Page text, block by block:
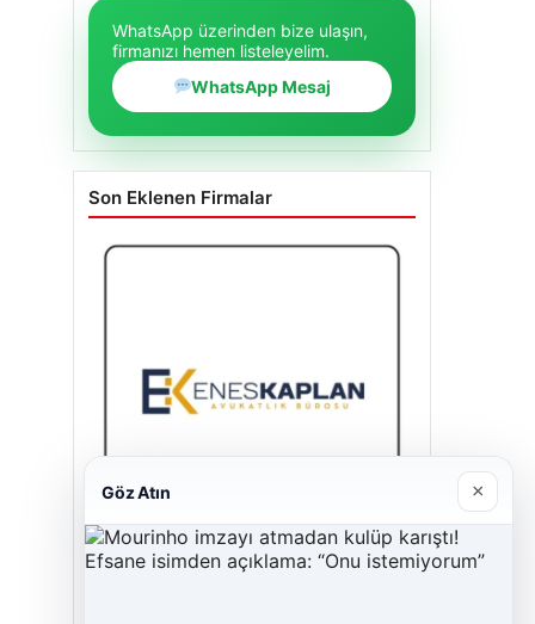
WhatsApp üzerinden bize ulaşın,
firmanızı hemen listeleyelim.
WhatsApp Mesaj
Son Eklenen Firmalar
Göz Atın ×